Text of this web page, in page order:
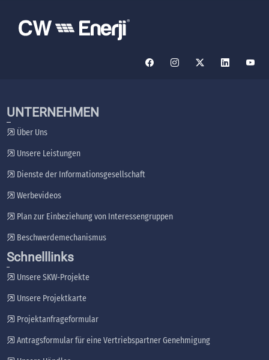
UNTERNEHMEN
Über Uns
Unsere Leistungen
Dienste der Informationsgesellschaft
Werbevideos
Plan zur Einbeziehung von Interessengruppen
Beschwerdemechanismus
Schnelllinks
Unsere SKW-Projekte
Unsere Projektkarte
Projektanfrageformular
Antragsformular für eine Vertriebspartner Genehmigung